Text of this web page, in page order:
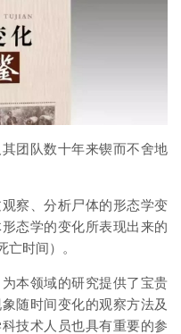
团队数十年来锲而不舍地
察、分析尸体的形态学变
态学的变化所表现出来的
时间）。
本领域的研究提供了宝贵
随时间变化的观察方法及
技术人员也具有重要的参